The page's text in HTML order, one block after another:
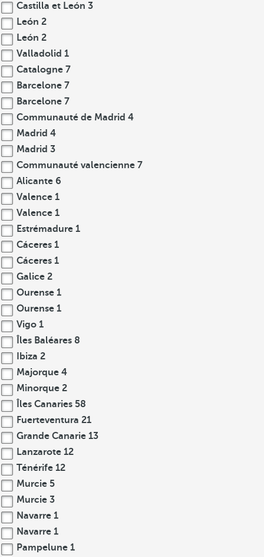
Castilla et León 3
León 2
León 2
Valladolid 1
Catalogne 7
Barcelone 7
Barcelone 7
Communauté de Madrid 4
Madrid 4
Madrid 3
Communauté valencienne 7
Alicante 6
Valence 1
Valence 1
Estrémadure 1
Cáceres 1
Cáceres 1
Galice 2
Ourense 1
Ourense 1
Vigo 1
Îles Baléares 8
Ibiza 2
Majorque 4
Minorque 2
Îles Canaries 58
Fuerteventura 21
Grande Canarie 13
Lanzarote 12
Ténérife 12
Murcie 5
Murcie 3
Navarre 1
Navarre 1
Pampelune 1